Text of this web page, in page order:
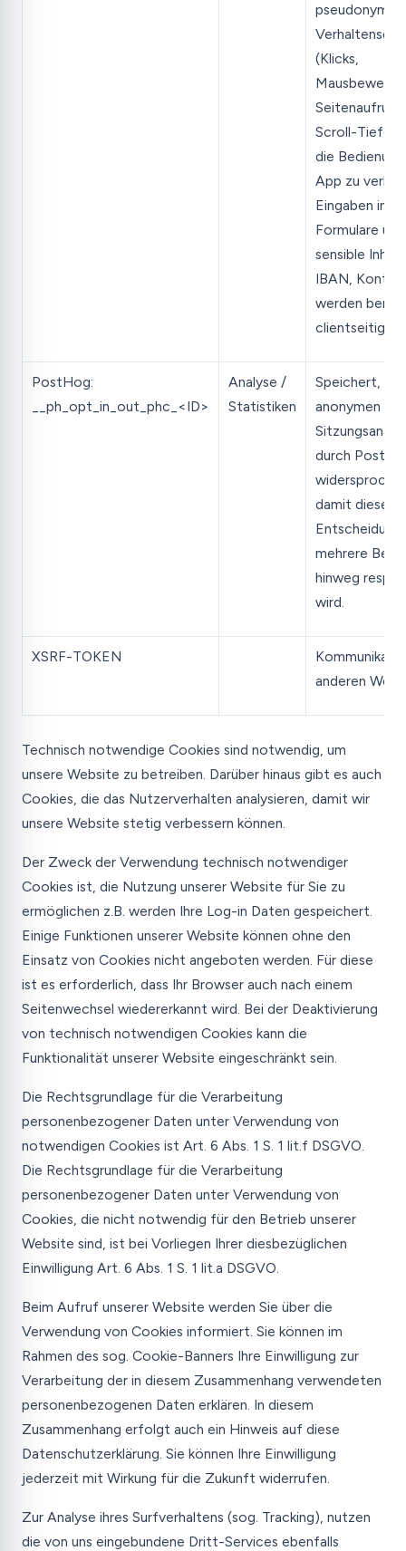
(Klicks,
Seitenaufrufe,
Scroll-Tiefe)
die
App zu
Eingaben in
Formulare und
sensible
IBAN,
werden
clientseitig
PostHog:
__ph_opt_in_out_phc_<ID>
Analyse /
Statistiken
Speichert, ob
anonymen
durch
damit diese
Entscheidung
mehrere
hinweg
wird.
XSRF-TOKEN
anderen
Technisch notwendige Cookies sind notwendig, um
unsere Website zu betreiben. Darüber hinaus gibt es auch
Cookies, die das Nutzerverhalten analysieren, damit wir
unsere Website stetig verbessern können.
Der Zweck der Verwendung technisch notwendiger
Cookies ist, die Nutzung unserer Website für Sie zu
ermöglichen z.B. werden Ihre Log-in Daten gespeichert.
Einige Funktionen unserer Website können ohne den
Einsatz von Cookies nicht angeboten werden. Für diese
ist es erforderlich, dass Ihr Browser auch nach einem
Seitenwechsel wiedererkannt wird. Bei der Deaktivierung
von technisch notwendigen Cookies kann die
Funktionalität unserer Website eingeschränkt sein.
Die Rechtsgrundlage für die Verarbeitung
personenbezogener Daten unter Verwendung von
notwendigen Cookies ist Art. 6 Abs. 1 S. 1 lit.f DSGVO.
Die Rechtsgrundlage für die Verarbeitung
personenbezogener Daten unter Verwendung von
Cookies, die nicht notwendig für den Betrieb unserer
Website sind, ist bei Vorliegen Ihrer diesbezüglichen
Einwilligung Art. 6 Abs. 1 S. 1 lit.a DSGVO.
Beim Aufruf unserer Website werden Sie über die
Verwendung von Cookies informiert. Sie können im
Rahmen des sog. Cookie-Banners Ihre Einwilligung zur
Verarbeitung der in diesem Zusammenhang verwendeten
personenbezogenen Daten erklären. In diesem
Zusammenhang erfolgt auch ein Hinweis auf diese
Datenschutzerklärung. Sie können Ihre Einwilligung
jederzeit mit Wirkung für die Zukunft widerrufen.
Zur Analyse ihres Surfverhaltens (sog. Tracking), nutzen
die von uns eingebundene Dritt-Services ebenfalls